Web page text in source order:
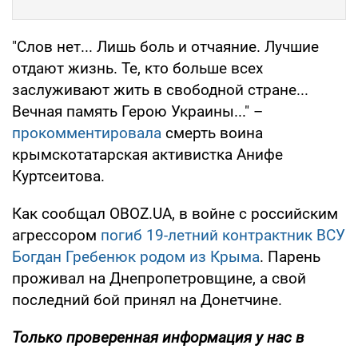
"Слов нет... Лишь боль и отчаяние. Лучшие
отдают жизнь. Те, кто больше всех
заслуживают жить в свободной стране...
Вечная память Герою Украины..." –
прокомментировала смерть воина
крымскотатарская активистка Анифе
Куртсеитова.
Как сообщал OBOZ.UA, в войне с российским
агрессором погиб 19-летний контрактник ВСУ
Богдан Гребенюк родом из Крыма. Парень
проживал на Днепропетровщине, а свой
последний бой принял на Донетчине.
Только проверенная информация у нас в